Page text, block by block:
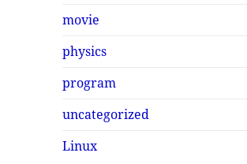
movie
physics
program
uncategorized
Linux